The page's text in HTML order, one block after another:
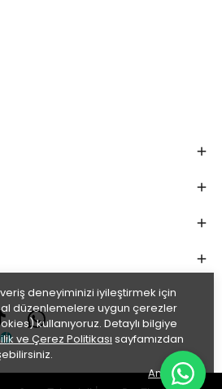
deneyiminizi iyileştirmek için
düzenlemelere uygun çerezler
kullanıyoruz. Detaylı bilgiye
ve Çerez Politikası sayfamızdan
Anladım